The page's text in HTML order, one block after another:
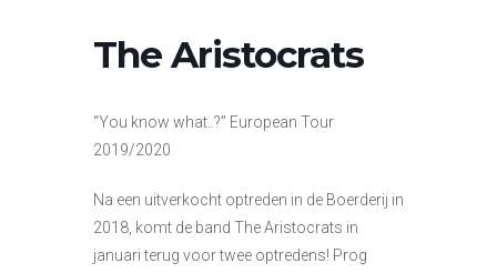
The Aristocrats
“You know what..?” European Tour
2019/2020
Na een uitverkocht optreden in de Boerderij in
2018, komt de band The Aristocrats in
januari terug voor twee optredens! Prog